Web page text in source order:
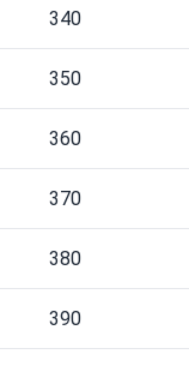
340
350
360
370
380
390